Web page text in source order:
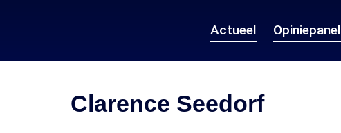
Actueel Opiniepanel
Clarence Seedorf